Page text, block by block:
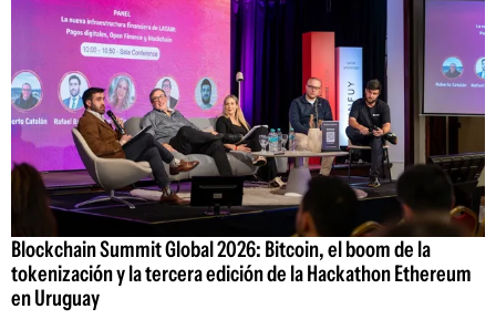
Blockchain Summit Global 2026: Bitcoin, el boom de la
tokenización y la tercera edición de la Hackathon Ethereum
en Uruguay